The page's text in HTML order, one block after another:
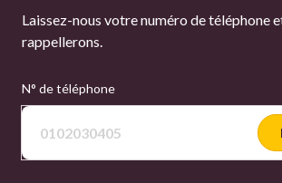
Laissez-nous votre numéro de téléphone
rappellerons.
N° de téléphone